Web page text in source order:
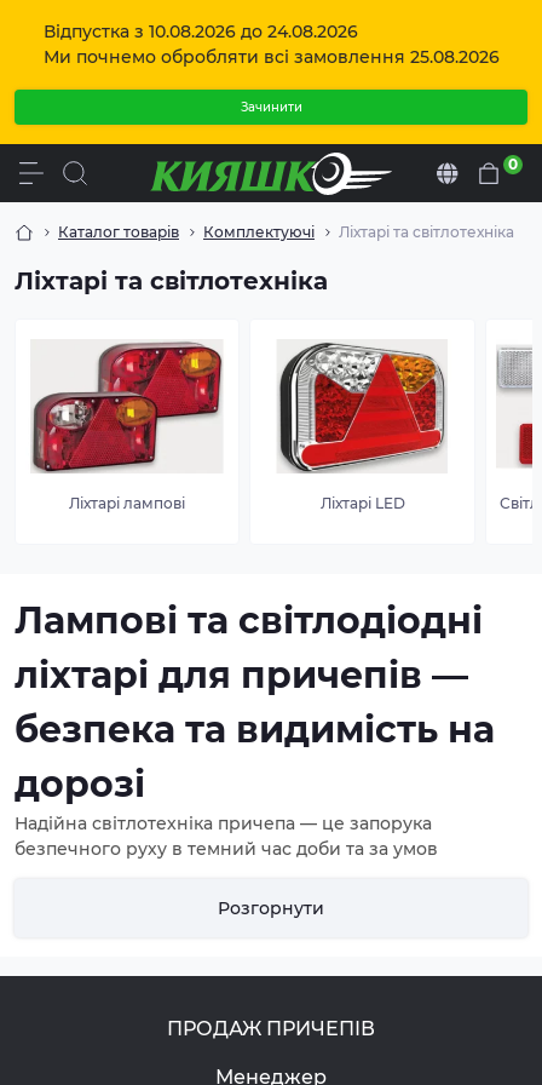
Відпустка з 10.08.2026 до 24.08.2026
Ми почнемо обробляти всі замовлення 25.08.2026
Зачинити
Uk 0
Каталог товарів Комплектуючі Ліхтарі та світлотехніка
Ліхтарі та світлотехніка
Ліхтарі лампові Ліхтарі LED
Лампові та світлодіодні
ліхтарі для причепів —
безпека та видимість на
дорозі
Надійна світлотехніка причепа — це запорука
безпечного руху в темний час доби та за умов
ліхтарі відрізняються за технологією світіння,
енергоспоживанням та рядом інших технічних
представлений широкий асортимент автомобільної
оригінальні комплектуючі дляПричепів Кияшко
маркери для техніки будь-якої вантажопідйомності.
Розгорнути
ПРОДАЖ ПРИЧЕПІВ
Менеджер